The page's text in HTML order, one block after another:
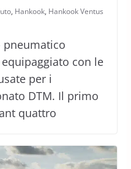
, Hankook, Hankook Ventus
pneumatico
con le
per i
DTM. Il primo
quattro